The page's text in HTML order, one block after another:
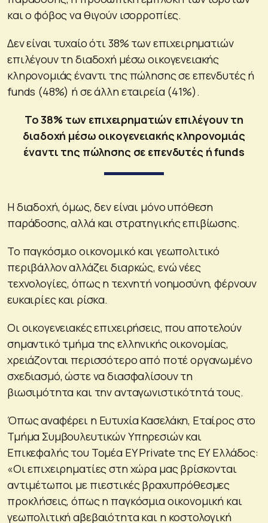
και ο φόβος να θιγούν ισορροπίες.
Δεν είναι τυχαίο ότι 38% των επιχειρηματιών
επιλέγουν τη διαδοχή μέσω οικογενειακής
κληρονομιάς έναντι της πώλησης σε επενδυτές ή
funds (48%) ή σε άλλη εταιρεία (41%).
Το 38% των επιχειρηματιών επιλέγουν τη
διαδοχή μέσω οικογενειακής κληρονομιάς
έναντι της πώλησης σε επενδυτές ή funds
Η διαδοχή, όμως, δεν είναι μόνο υπόθεση
παράδοσης, αλλά και στρατηγικής επιβίωσης.
Το παγκόσμιο οικονομικό και γεωπολιτικό
περιβάλλον αλλάζει διαρκώς, ενώ νέες
τεχνολογίες, όπως η τεχνητή νοημοσύνη, φέρνουν
ευκαιρίες και ρίσκα.
Οι οικογενειακές επιχειρήσεις, που αποτελούν
σημαντικό τμήμα της ελληνικής οικονομίας,
χρειάζονται περισσότερο από ποτέ οργανωμένο
σχεδιασμό, ώστε να διασφαλίσουν τη
βιωσιμότητα και την ανταγωνιστικότητά τους.
Όπως αναφέρει η Ευτυχία Κασελάκη, Εταίρος στο
Τμήμα Συμβουλευτικών Υπηρεσιών και
Επικεφαλής του Τομέα EY Private της ΕΥ Ελλάδος:
«Οι επιχειρηματίες στη χώρα μας βρίσκονται
αντιμέτωποι με πιεστικές βραχυπρόθεσμες
προκλήσεις, όπως η παγκόσμια οικονομική και
γεωπολιτική αβεβαιότητα και η κοστολογική